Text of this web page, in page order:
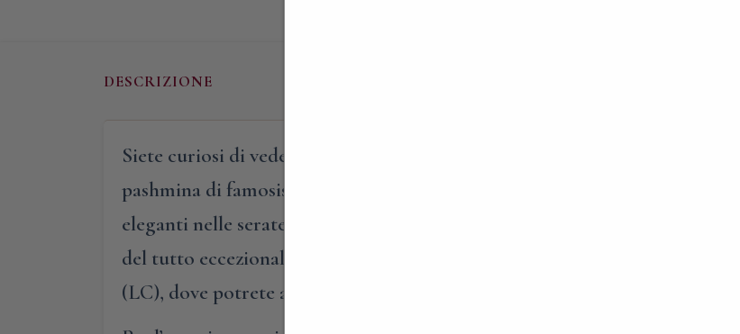
DESCRIZIONE
Siete curiosi di vedere con i vostri occhi come vengono realizzate quelle
pashmina di famosissimi marchi d’alta moda? Sì, proprio quelle che
eleganti nelle serate di gala nelle belle ville di delizia o nei prestigiosi
del tutto eccezionale, vi proponiamo una speciale visita guidata della
(LC), dove potrete ammirare come i tessuti vengono nobilitati e